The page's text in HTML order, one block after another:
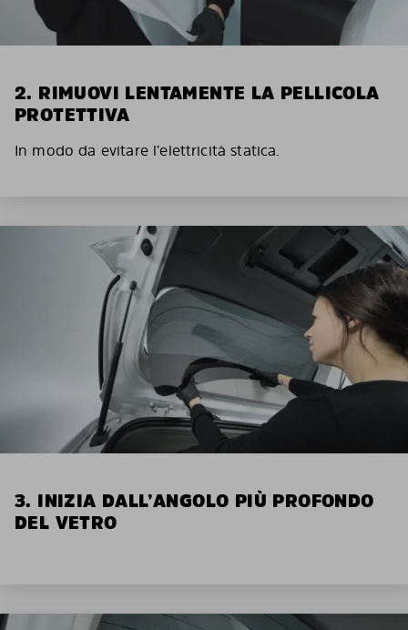
2. RIMUOVI LENTAMENTE LA PELLICOLA
PROTETTIVA
In modo da evitare l’elettricità statica.
3. INIZIA DALL’ANGOLO PIÙ PROFONDO
DEL VETRO